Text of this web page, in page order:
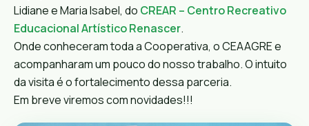
Lidiane e Maria Isabel, do CREAR – Centro Recreativo
Educacional Artístico Renascer.
Onde conheceram toda a Cooperativa, o CEAAGRE e
acompanharam um pouco do nosso trabalho. O intuito
da visita é o fortalecimento dessa parceria.
Em breve viremos com novidades!!!